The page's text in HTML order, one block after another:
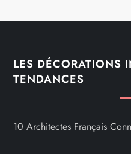
LES DÉCORATIONS
TENDANCES
10 Architectes Français